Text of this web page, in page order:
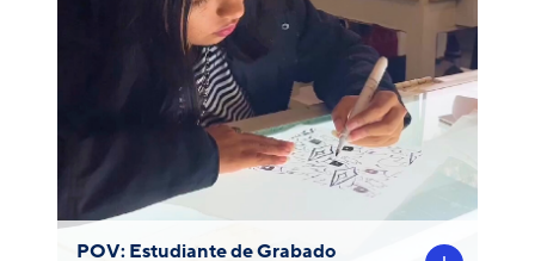
POV: Estudiante de Grabado
clases de la carrera de Grabado en la PUCP.